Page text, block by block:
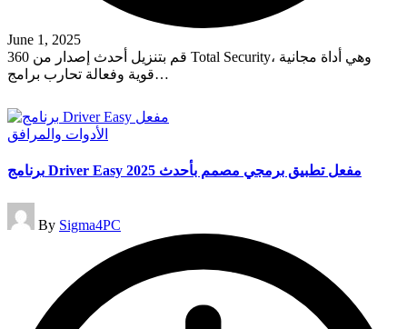
June 1, 2025
قم بتنزيل أحدث إصدار من 360 Total Security، وهي أداة مجانية
قوية وفعالة تحارب برامج…
Posted
الأدوات والمرافق
برنامج Driver Easy مفعل تطبيق برمجي مصمم بأحدث 2025
Posted
by
By Sigma4PC